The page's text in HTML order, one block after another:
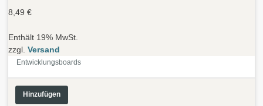
8,49 €
Enthält 19% MwSt.
zzgl. Versand
Entwicklungsboards
Hinzufügen